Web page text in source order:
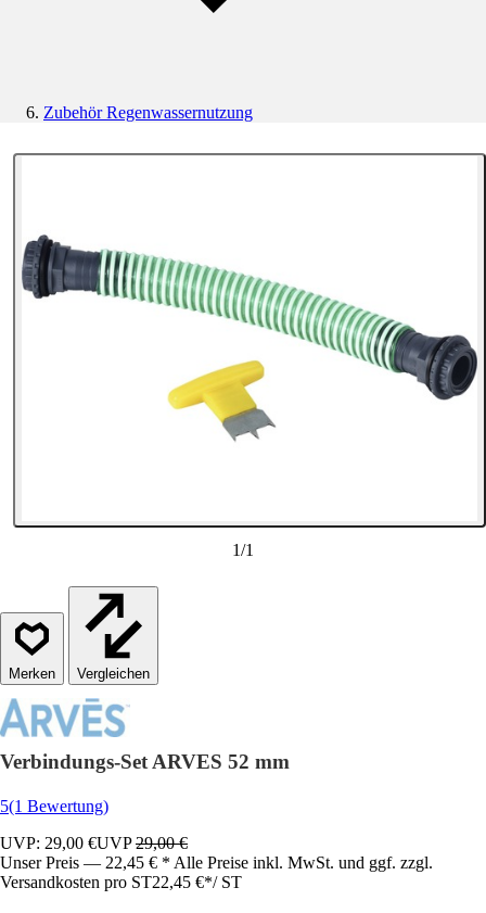
Zubehör Regenwassernutzung
1/1
Vergleichen
Verbindungs-Set ARVES 52 mm
5(1 Bewertung)
UVP: 29,00 €UVP29,00 €
Unser Preis — 22,45 € * Alle Preise inkl. MwSt. und ggf. zzgl.
Versandkosten pro ST22,45 €*/ ST